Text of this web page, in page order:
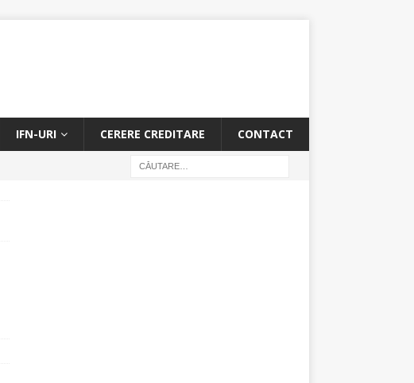
IFN-URI CERERE CREDITARE CONTACT